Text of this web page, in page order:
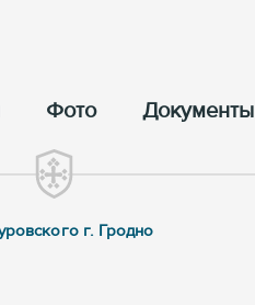
Фото Документы
г. Гродно